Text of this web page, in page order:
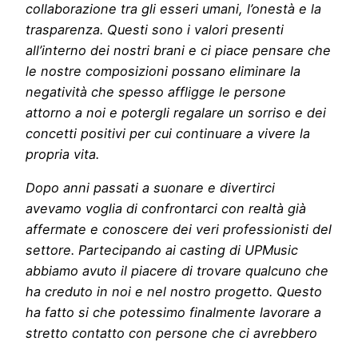
collaborazione tra gli esseri umani, l’onestà e la
trasparenza. Questi sono i valori presenti
all’interno dei nostri brani e ci piace pensare che
le nostre composizioni possano eliminare la
negatività che spesso affligge le persone
attorno a noi e potergli regalare un sorriso e dei
concetti positivi per cui continuare a vivere la
propria vita.
Dopo anni passati a suonare e divertirci
avevamo voglia di confrontarci con realtà già
affermate e conoscere dei veri professionisti del
settore. Partecipando ai casting di UPMusic
abbiamo avuto il piacere di trovare qualcuno che
ha creduto in noi e nel nostro progetto. Questo
ha fatto si che potessimo finalmente lavorare a
stretto contatto con persone che ci avrebbero